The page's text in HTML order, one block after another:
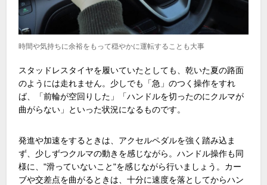
時間や気持ちに余裕をもって穏やかに運転することも大事
スタッドレスタイヤを履いていたとしても、乾いた夏の路面
のようには走れません。少しでも「急」のつく操作をすれ
ば、「前輪が空回りした」「ハンドルを切ったのにクルマが
曲がらない」といった状況になるものです。
発進や加速をするときは、アクセルペダルを強く踏み込ま
ず、少しずつクルマの動きを感じながら。ハンドル操作も同
様に、"滑っていないこと"を感じながら行いましょう。カー
ブや交差点を曲がるときは、十分に速度を落としてからハン